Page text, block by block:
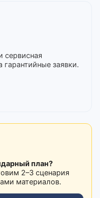
сервисная
заявки.
план?
2–3 сценария
материалов.